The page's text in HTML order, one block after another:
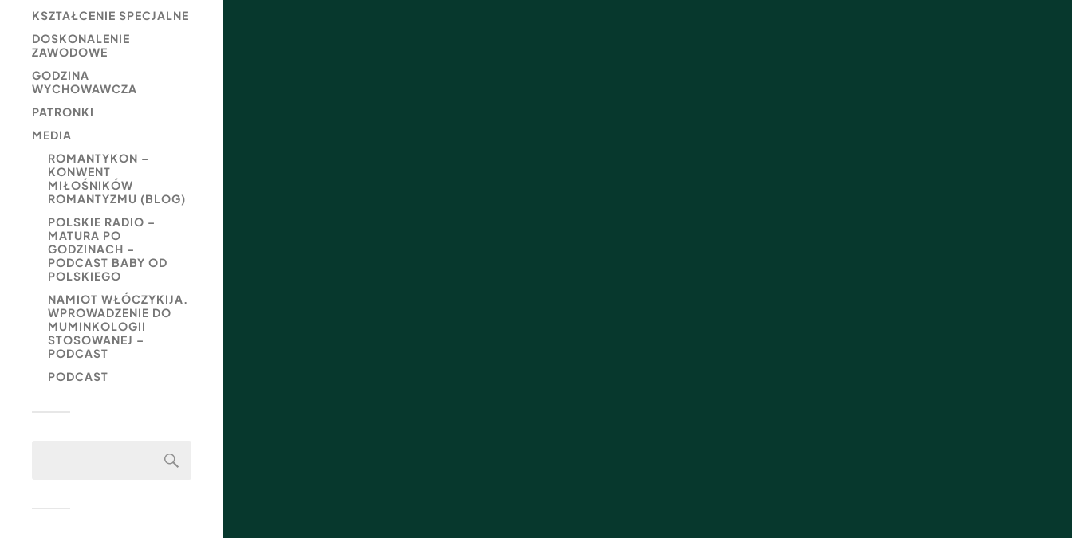
KSZTAŁCENIE SPECJALNE
DOSKONALENIE
ZAWODOWE
GODZINA
WYCHOWAWCZA
PATRONKI
MEDIA
ROMANTYKON –
KONWENT
MIŁOŚNIKÓW
ROMANTYZMU (BLOG)
POLSKIE RADIO –
MATURA PO
GODZINACH –
PODCAST BABY OD
POLSKIEGO
NAMIOT WŁÓCZYKIJA.
WPROWADZENIE DO
MUMINKOLOGII
STOSOWANEJ –
PODCAST
PODCAST